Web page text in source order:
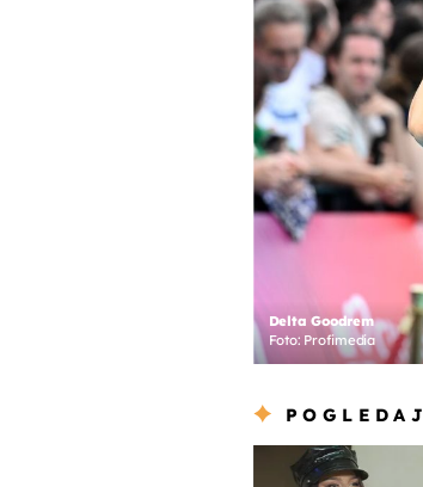
Delta Goodrem
Foto: Profimedia
POGLEDAJ